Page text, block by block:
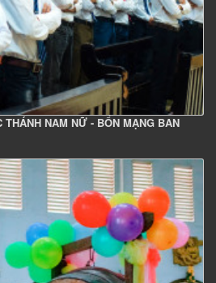
NAM NỮ - BỔN MẠNG BAN